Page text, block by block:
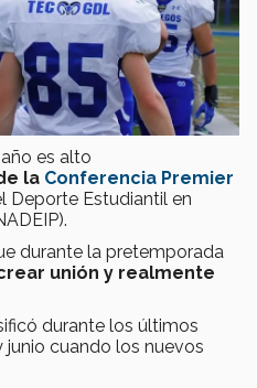
es alto
la Conferencia Premier
Deporte Estudiantil en
durante la pretemporada
unión y realmente
durante los últimos
junio cuando los nuevos